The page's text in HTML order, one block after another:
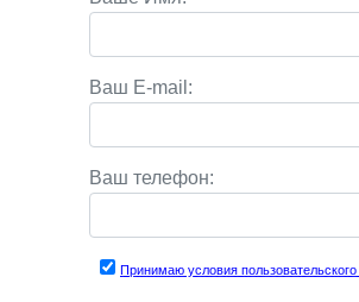
Ваш E-mail:
Ваш телефон:
Принимаю условия